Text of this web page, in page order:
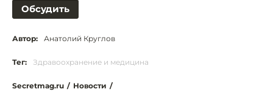
Обсудить
Автор: Анатолий Круглов
Тег: Здравоохранение и медицина
Secretmag.ru / Новости /